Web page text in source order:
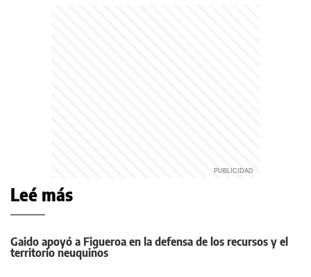
Leé más
Gaido apoyó a Figueroa en la defensa de los recursos y el
territorio neuquinos